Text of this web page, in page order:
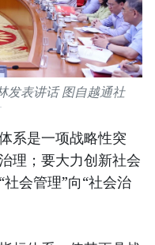
发表讲话 图自越通社
系是一项战略性突
理；要大力创新社会
会管理”向“社会治